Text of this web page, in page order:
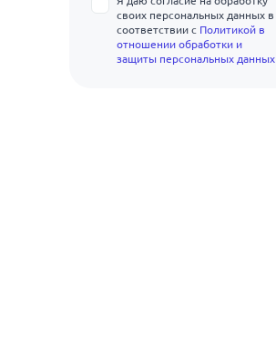
75.5
15кп
своих персональных данных в
соответствии с Политикой в
отношении обработки и
защиты персональных данных